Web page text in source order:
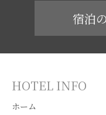
宿泊
HOTEL INFO
ホーム